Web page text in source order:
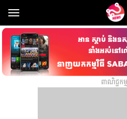
Toggle
navigation
ពាណិជ្ជកម្ម